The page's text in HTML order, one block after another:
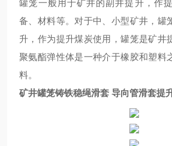
罐笼一般用于矿井的副井提升，作
备、材料等。对于中、小型矿井，罐
升，作为提升煤炭使用，罐笼是矿井
聚氨酯弹性体是一种介于橡胶和塑料
料。
矿井罐笼铸铁稳绳滑套 导向管滑套提